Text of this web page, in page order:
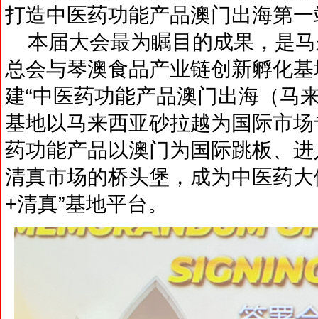
打造中医药功能产品澳门出海第
本届大会最为瞩目的成果，是
总会与琴澳食品产业链创新孵化
建“中医药功能产品澳门出海（马
基地以马来西亚砂拉越为国际市
药功能产品以澳门为国际跳板、
清真市场的桥头堡，成为中医药
+清真”基地平台。